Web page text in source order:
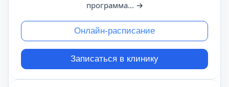
программа... →
Онлайн-расписание
Записаться в клинику